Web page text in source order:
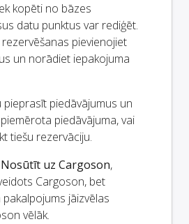
kopēti no bāzes
datu punktus var rediģēt.
pievienojiet
un norādiet iepakojuma
pieprasīt piedāvājumus un
piedāvājuma, vai
tiešu rezervāciju.
Nosūtīt uz Cargoson,
Cargoson, bet
jāizvēlas
vēlāk.